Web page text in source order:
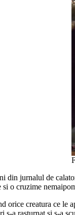
din jurnalul de
si o cruzime
orice creatura ce le
s-a rasturnat si s-a